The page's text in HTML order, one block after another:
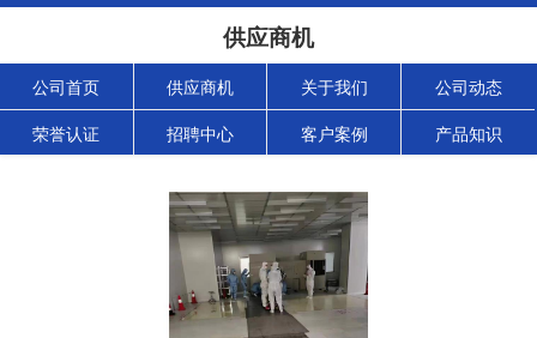
供应商机
公司首页 供应商机 关于我们 公司动态
荣誉认证 招聘中心 客户案例 产品知识